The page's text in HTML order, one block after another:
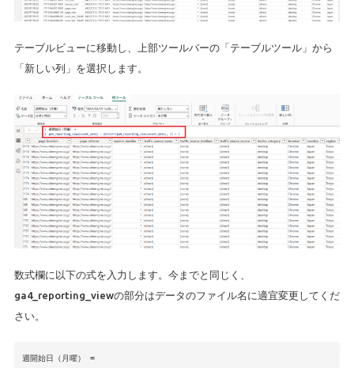
テーブルビューに移動し、上部ツールバーの「テーブルツール」から
「新しい列」を選択します。
数式欄に以下の式を入力します。今までと同じく、
ga4_reporting_viewの部分はデータのファイル名に適宜変更してくだ
さい。
週開始日（月曜） =